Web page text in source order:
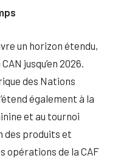
un horizon étendu,
jusqu’en 2026.
des Nations
également à la
et au tournoi
des produits et
opérations de la CAF